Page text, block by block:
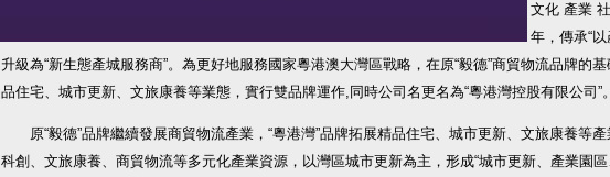
文化 產業
年，傳承“
升級為“新生態產城服務商”。為更好地服務國家粵港澳大灣區戰略，在原“毅德”商貿物流品牌的
品住宅、城市更新、文旅康養等業態，實行雙品牌運作,同時公司名更名為“粵港灣控股有限公司”。
原“毅德”品牌繼續發展商貿物流產業，“粵港灣”品牌拓展精品住宅、城市更新、文旅康養等產
科創、文旅康養、商貿物流等多元化產業資源，以灣區城市更新為主，形成“城市更新、產業園